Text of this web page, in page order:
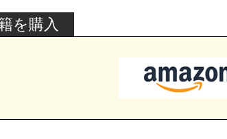
を購入